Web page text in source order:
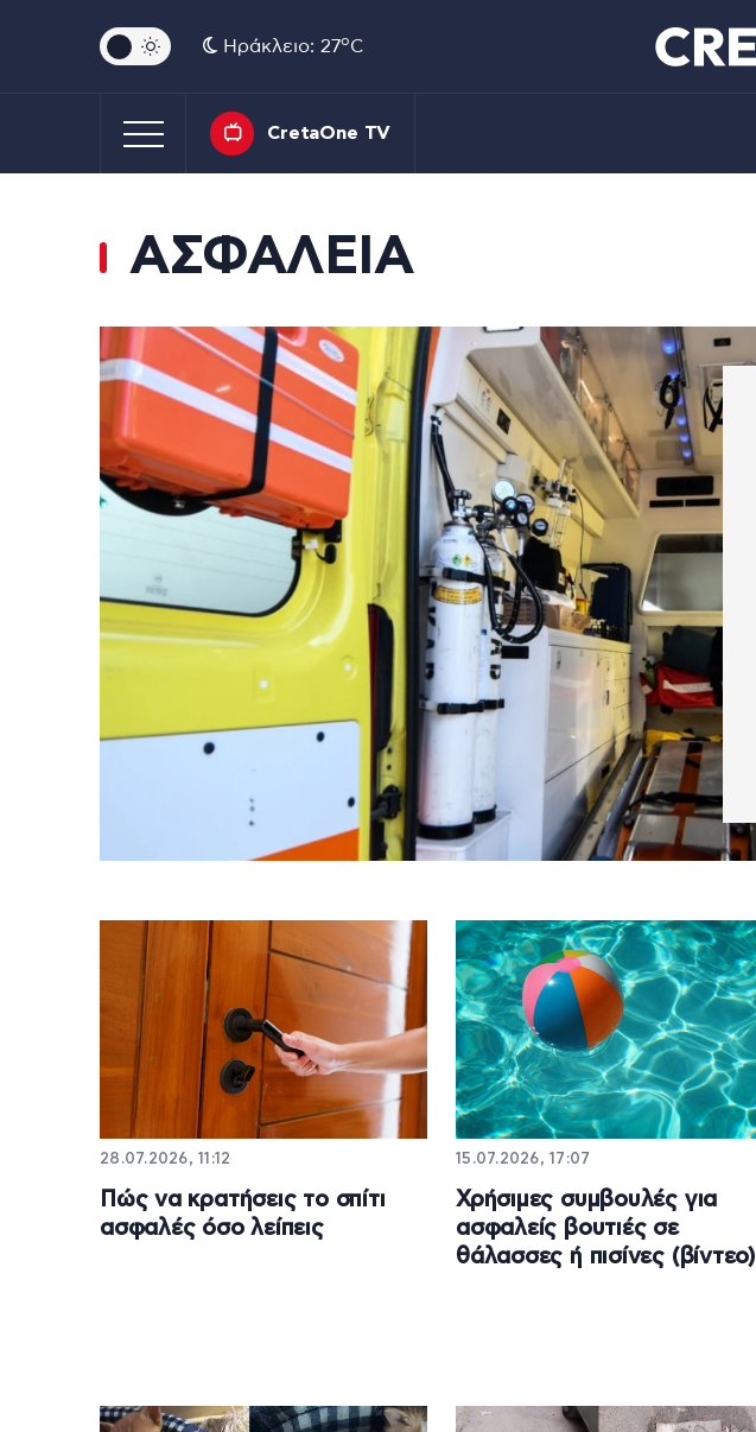
Ηράκλειο: 27oC
CretaOne TV
ΑΣΦΑΛΕΙΑ
28.07.2026, 11:12
Πώς να κρατήσεις το σπίτι
ασφαλές όσο λείπεις
15.07.2026, 17:07
Χρήσιμες συμβουλές για
ασφαλείς βουτιές σε
θάλασσες ή πισίνες (βίντεο)